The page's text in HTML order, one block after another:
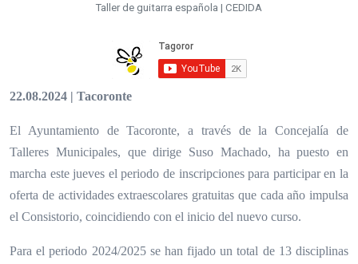
Taller de guitarra española | CEDIDA
22.08.2024 | Tacoronte
El Ayuntamiento de Tacoronte, a través de la Concejalía de
Talleres Municipales, que dirige Suso Machado, ha puesto en
marcha este jueves el periodo de inscripciones para participar en la
oferta de actividades extraescolares gratuitas que cada año impulsa
el Consistorio, coincidiendo con el inicio del nuevo curso.
Para el periodo 2024/2025 se han fijado un total de 13 disciplinas